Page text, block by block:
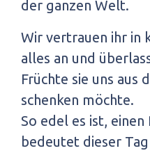
der ganzen Welt.
Wir vertrauen ihr in
alles an und
Früchte sie uns aus
schenken möchte.
So edel es ist,
bedeutet dieser